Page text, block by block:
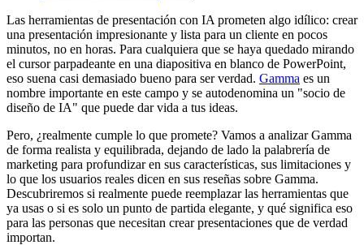
Las herramientas de presentación con IA prometen algo idílico: crear
una presentación impresionante y lista para un cliente en pocos
minutos, no en horas. Para cualquiera que se haya quedado mirando
el cursor parpadeante en una diapositiva en blanco de PowerPoint,
eso suena casi demasiado bueno para ser verdad. Gamma es un
nombre importante en este campo y se autodenomina un "socio de
diseño de IA" que puede dar vida a tus ideas.
Pero, ¿realmente cumple lo que promete? Vamos a analizar Gamma
de forma realista y equilibrada, dejando de lado la palabrería de
marketing para profundizar en sus características, sus limitaciones y
lo que los usuarios reales dicen en sus reseñas sobre Gamma.
Descubriremos si realmente puede reemplazar las herramientas que
ya usas o si es solo un punto de partida elegante, y qué significa eso
para las personas que necesitan crear presentaciones que de verdad
importan.